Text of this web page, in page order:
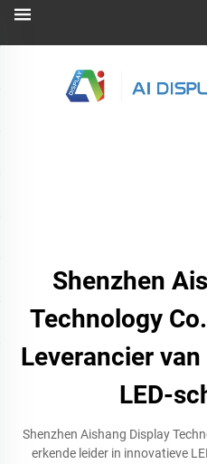
Shenzhen
Technology
Leverancier
LED-
Shenzhen Aishang Display
erkende leider in innovatieve